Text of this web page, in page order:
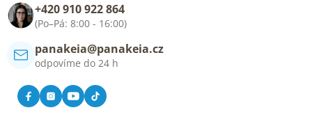
Kontakt
+420 910 922 864
(Po–Pá: 8:00 - 16:00)
panakeia@panakeia.cz
odpovíme do 24 h